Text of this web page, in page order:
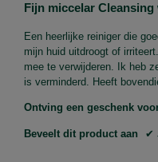
5Fijn miccelar Cleansing
Een heerlijke reiniger die
mijn huid uitdroogt of
mee te verwijderen. Ik heb
is verminderd. Heeft
Ontving een geschenk
Beveelt dit product aan ✔